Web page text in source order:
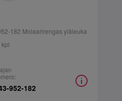
182 Molaarirengas yläleuka
952-182